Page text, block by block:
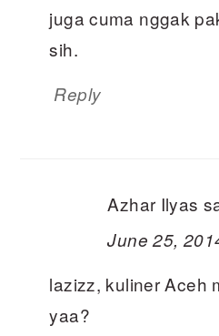
juga cuma nggak
sih.
Reply
Azhar Ilyas
June 25,
lazizz, kuliner Aceh
yaa?